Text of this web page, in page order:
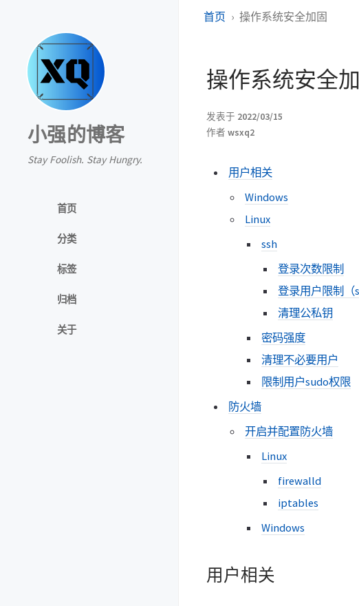
小强的博客
Stay Foolish. Stay Hungry.
首页
分类
标签
归档
关于
首页 操作系统安全加固
操作系统安全
发表于 2022/03/15
作者 wsxq2
用户相关
Windows
Linux
ssh
登录次数限制
登录用户限制（
清理公私钥
密码强度
清理不必要用户
限制用户sudo权限
防火墙
开启并配置防火墙
Linux
firewalld
iptables
Windows
用户相关